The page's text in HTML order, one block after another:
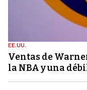
EE.UU.
Ventas de
la NBA y una